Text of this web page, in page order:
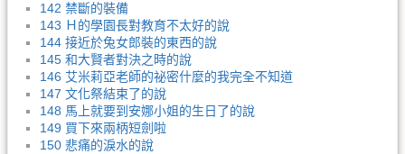
142 禁斷的裝備
143 Ｈ的學園長對教育不太好的說
144 接近於兔女郎裝的東西的說
145 和大賢者對決之時的說
146 艾米莉亞老師的祕密什麼的我完全不知道
147 文化祭結束了的說
148 馬上就要到安娜小姐的生日了的說
149 買下來兩柄短劍啦
150 悲痛的淚水的說